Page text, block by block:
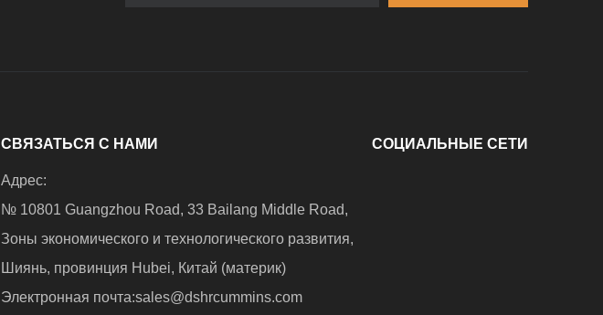
СВЯЗАТЬСЯ С НАМИ
Адрес:
№ 10801 Guangzhou Road, 33 Bailang Middle Road,
Зоны экономического и технологического развития,
Шиянь, провинция Hubei, Китай (материк)
Электронная почта:sales@dshrcummins.com
СОЦИАЛЬНЫЕ СЕТИ